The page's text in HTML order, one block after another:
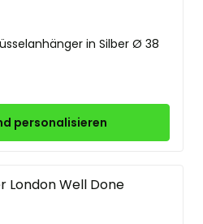
in Silber Ø 38
personalisieren